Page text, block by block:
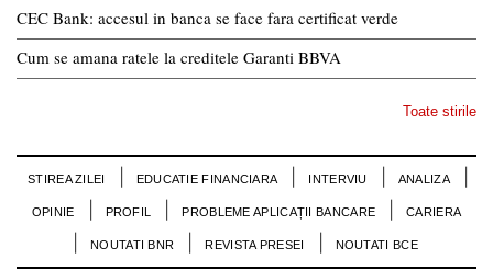
CEC Bank: accesul in banca se face fara certificat verde
Cum se amana ratele la creditele Garanti BBVA
Toate stirile
STIREA ZILEI EDUCATIE FINANCIARA INTERVIU ANALIZA
OPINIE PROFIL PROBLEME APLICAȚII BANCARE CARIERA
NOUTATI BNR REVISTA PRESEI NOUTATI BCE